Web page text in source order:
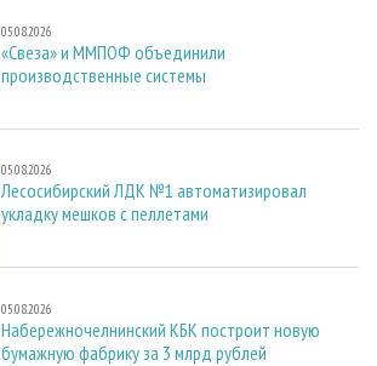
05.08.2026
«Свеза» и ММПОФ объединили
производственные системы
05.08.2026
Лесосибирский ЛДК №1 автоматизировал
укладку мешков с пеллетами
05.08.2026
Набережночелнинский КБК построит новую
бумажную фабрику за 3 млрд рублей